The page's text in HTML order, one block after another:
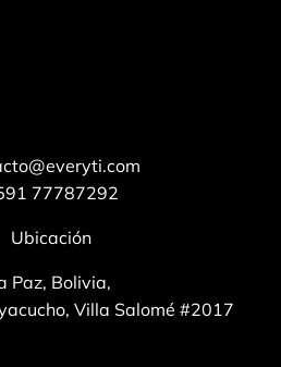
77787292
Ubicación
Paz, Bolivia,
Villa Salomé #2017